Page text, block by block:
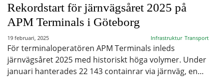
Rekordstart för järnvägsåret 2025 på
APM Terminals i Göteborg
19 februari, 2025 Infrastruktur Transport
För terminaloperatören APM Terminals inleds
järnvägsåret 2025 med historiskt höga volymer. Under
januari hanterades 22 143 containrar via järnväg, en…